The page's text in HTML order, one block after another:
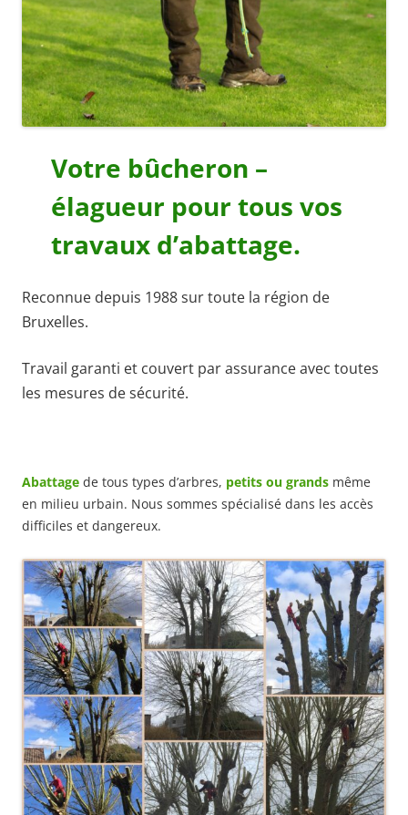
Votre bûcheron –
élagueur pour tous vos
travaux d’abattage.
Reconnue depuis 1988 sur toute la région de
Bruxelles.
Travail garanti et couvert par assurance avec toutes
les mesures de sécurité.
Abattage de tous types d’arbres, petits ou grands même
en milieu urbain. Nous sommes spécialisé dans les accès
difficiles et dangereux.